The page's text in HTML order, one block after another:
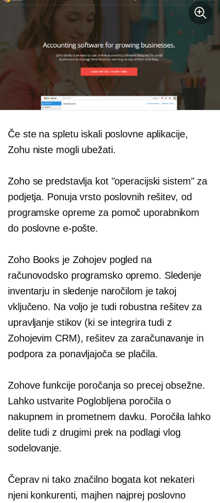
Če ste na spletu iskali poslovne aplikacije,
Zohu niste mogli ubežati.
Zoho se predstavlja kot "operacijski sistem" za
podjetja. Ponuja vrsto poslovnih rešitev, od
programske opreme za pomoč uporabnikom
do poslovne e-pošte.
Zoho Books je Zohojev pogled na
računovodsko programsko opremo. Sledenje
inventarju in sledenje naročilom je takoj
vključeno. Na voljo je tudi robustna rešitev za
upravljanje stikov (ki se integrira tudi z
Zohojevim CRM), rešitev za zaračunavanje in
podpora za ponavljajoča se plačila.
Zohove funkcije poročanja so precej obsežne.
Lahko ustvarite Poglobljena poročila o
nakupnem in prometnem davku. Poročila lahko
delite tudi z drugimi prek na podlagi vlog
sodelovanje.
Čeprav ni tako značilno bogata kot nekateri
njeni konkurenti, majhen najprej poslovno